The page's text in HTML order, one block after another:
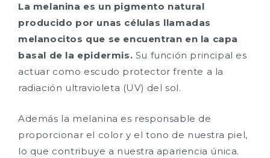
La melanina es un pigmento natural
producido por unas células llamadas
melanocitos que se encuentran en la capa
basal de la epidermis. Su función principal es
actuar como escudo protector frente a la
radiación ultravioleta (UV) del sol.
Además la melanina es responsable de
proporcionar el color y el tono de nuestra piel,
lo que contribuye a nuestra apariencia única.